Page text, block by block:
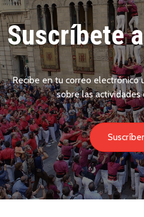
Suscríbete
Recibe en tu correo electrónico
sobre las actividades